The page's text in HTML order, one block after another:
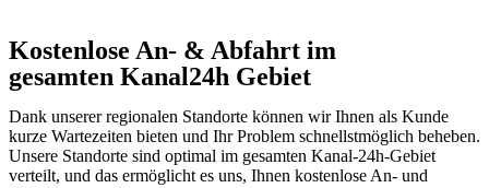
Kostenlose An- & Abfahrt im
gesamten Kanal24h Gebiet
Dank unserer regionalen Standorte können wir Ihnen als Kunde
kurze Wartezeiten bieten und Ihr Problem schnellstmöglich beheben.
Unsere Standorte sind optimal im gesamten Kanal-24h-Gebiet
verteilt, und das ermöglicht es uns, Ihnen kostenlose An- und